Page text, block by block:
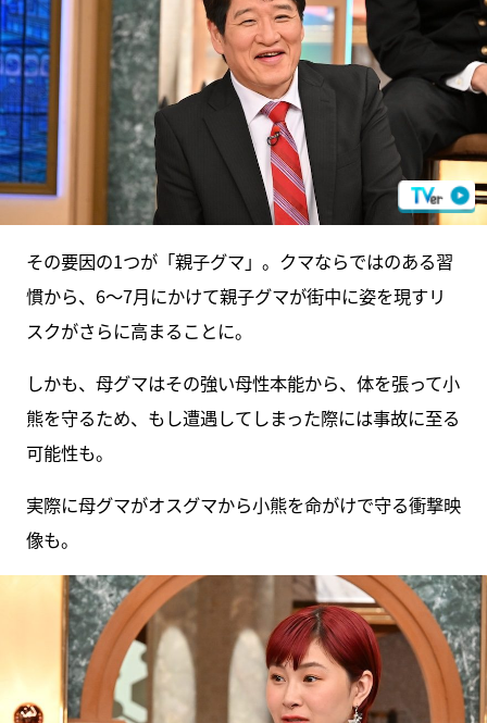
その要因の1つが「親子グマ」。クマならではのある習
慣から、6～7月にかけて親子グマが街中に姿を現すリ
スクがさらに高まることに。
しかも、母グマはその強い母性本能から、体を張って小
熊を守るため、もし遭遇してしまった際には事故に至る
可能性も。
実際に母グマがオスグマから小熊を命がけで守る衝撃映
像も。